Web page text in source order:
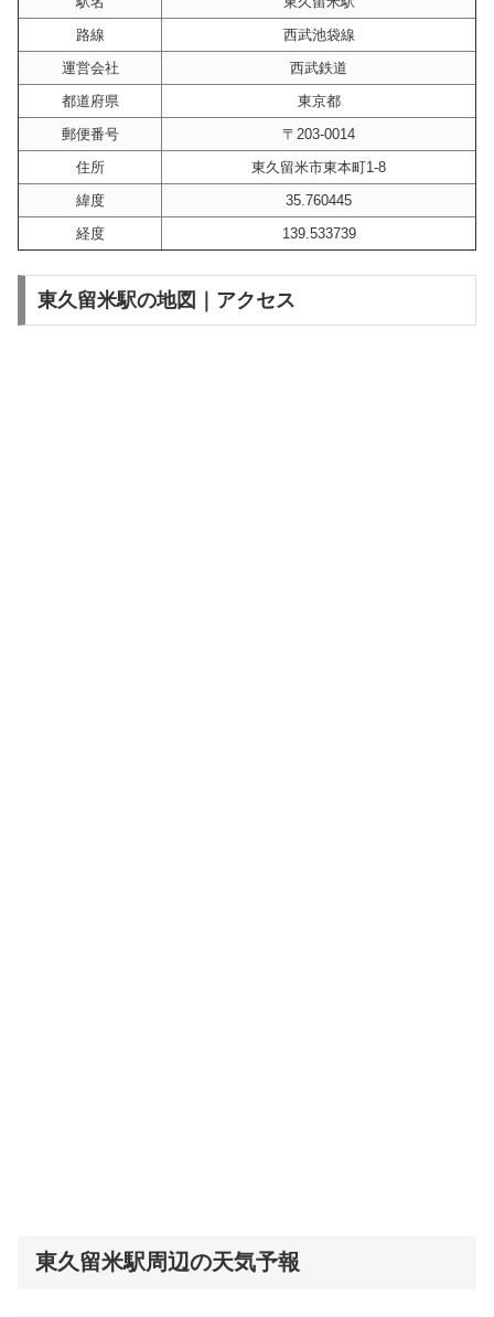
路線
西武池袋線
運営会社
西武鉄道
都道府県
東京都
郵便番号
〒203-0014
住所
東久留米市東本町1-8
緯度
35.760445
経度
139.533739
東久留米駅の地図｜アクセス
東久留米駅周辺の天気予報